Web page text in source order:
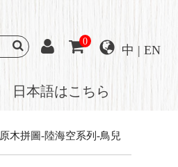
中 | EN
0
日本語はこちら
原木拼圖-陸海空系列-鳥兒